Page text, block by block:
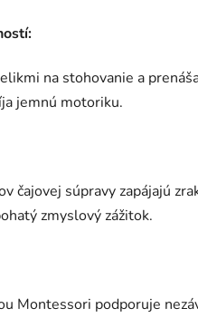
na stohovanie a
jemnú motoriku.
čajovej súpravy zapájajú
zmyslový zážitok.
Montessori podporuje